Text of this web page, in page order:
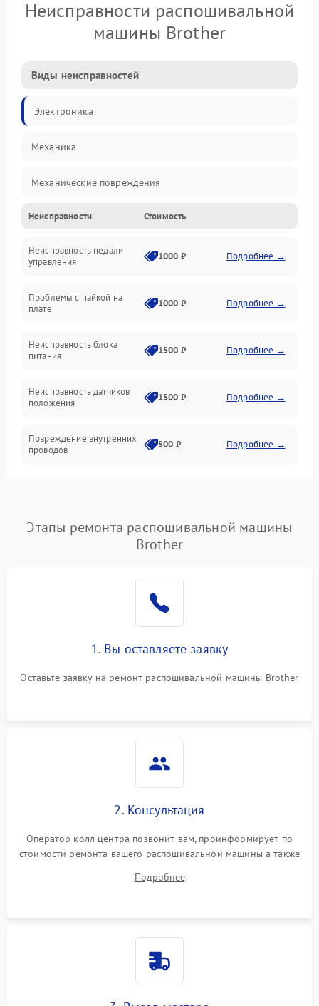
Неисправности распошивальной
машины Brother
Виды неисправностей
Электроника
Механика
Механические повреждения
Электроника/Механические
Неисправности Стоимость
Неисправность педали
управления
1000 ₽ Подробнее →
Проблемы с пайкой на
плате
1000 ₽ Подробнее →
Неисправность блока
питания
1500 ₽ Подробнее →
Неисправность датчиков
положения
1500 ₽ Подробнее →
Повреждение внутренних
проводов
500 ₽ Подробнее →
Этапы ремонта распошивальной машины
Brother
1. Вы оставляете заявку
Оставьте заявку на ремонт распошивальной машины Brother
2. Консультация
Оператор колл центра позвонит вам, проинформирует по
стоимости ремонта вашего распошивальной машины а также
Подробнее